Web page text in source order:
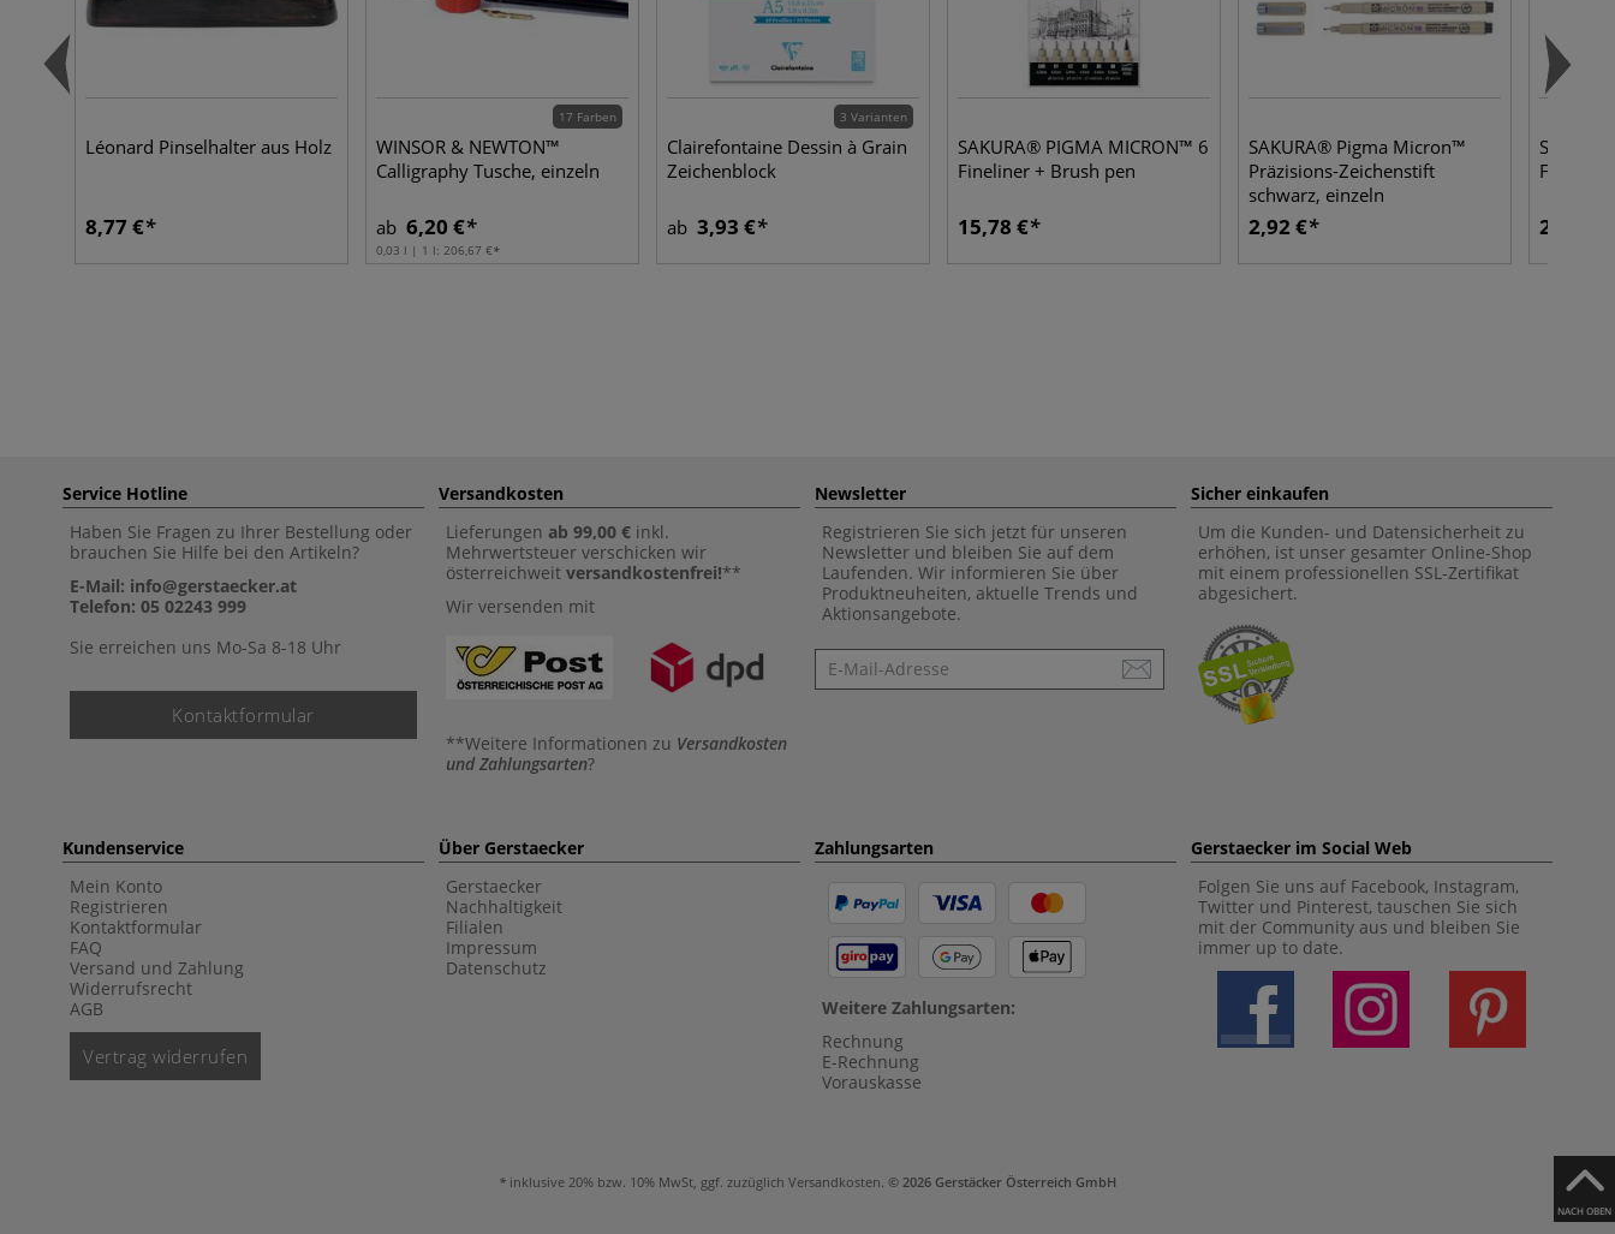
NACH OBEN
Léonard Pinselhalter aus Holz
8,77 €
17 Farben
WINSOR & NEWTON™
Calligraphy Tusche, einzeln
ab 6,20 €
0,03 l | 1 l: 206,67 €
3 Varianten
Clairefontaine Dessin à Grain
Zeichenblock
ab 3,93 €
SAKURA® PIGMA MICRON™ 6
Fineliner + Brush pen
15,78 €
SAKURA® Pigma Micron™
Präzisions-Zeichenstift
schwarz, einzeln
2,92 € 2,92 €
Service Hotline
Haben Sie Fragen zu Ihrer Bestellung oder
brauchen Sie Hilfe bei den Artikeln?
E-Mail: info@gerstaecker.at
Telefon: 05 02243 999
Sie erreichen uns Mo-Sa 8-18 Uhr
Kontaktformular
Versandkosten
Lieferungen ab 99,00 € inkl.
Mehrwertsteuer verschicken wir
österreichweit versandkostenfrei!**
Wir versenden mit
**Weitere Informationen zu Versandkosten
und Zahlungsarten?
Newsletter
Registrieren Sie sich jetzt für unseren
Newsletter und bleiben Sie auf dem
Laufenden. Wir informieren Sie über
Produktneuheiten, aktuelle Trends und
Aktionsangebote.
Newsletter
Sicher einkaufen
Um die Kunden- und Datensicherheit zu
erhöhen, ist unser gesamter Online-Shop
mit einem professionellen SSL-Zertifikat
abgesichert.
Kundenservice
Mein Konto
Registrieren
Kontaktformular
FAQ
Versand und Zahlung
Widerrufsrecht
AGB
Vertrag widerrufen
Über Gerstaecker
Gerstaecker
Nachhaltigkeit
Filialen
Impressum
Datenschutz
Zahlungsarten
Weitere Zahlungsarten:
Rechnung
E-Rechnung
Vorauskasse
Gerstaecker im Social Web
Folgen Sie uns auf Facebook, Instagram,
Twitter und Pinterest, tauschen Sie sich
mit der Community aus und bleiben Sie
immer up to date.
inklusive 20% bzw. 10% MwSt, ggf. zuzüglich Versandkosten. © 2026 Gerstäcker Österreich GmbH